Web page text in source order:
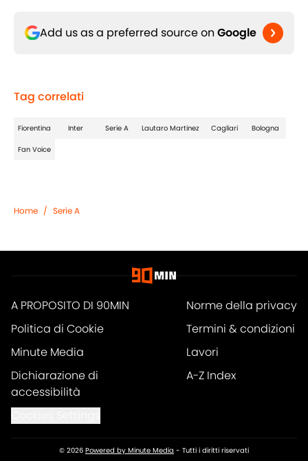
Add us as a preferred source on Google
Tag correlati
Fiorentina Inter Serie A Lautaro Martinez Cagliari Bologna
Fan Voice
Home / Serie A
A PROPOSITO DI 90MIN
Norme della privacy
Politica di Cookie
Termini & condizioni
Minute Media
Lavori
Dichiarazione di
accessibilità
A-Z Index
© 2026 Powered by Minute Media - Tutti i diritti riservati